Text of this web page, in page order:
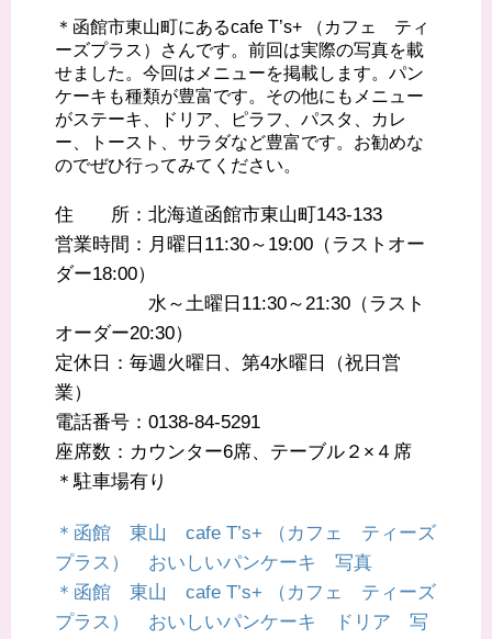
＊函館市東山町にあるcafe T’s+ （カフェ ティ
ーズプラス）さんです。前回は実際の写真を載
せました。今回はメニューを掲載します。パン
ケーキも種類が豊富です。その他にもメニュー
がステーキ、ドリア、ピラフ、パスタ、カレ
ー、トースト、サラダなど豊富です。お勧めな
のでぜひ行ってみてください。
住 所：北海道函館市東山町143-133
営業時間：月曜日11:30～19:00（ラストオー
ダー18:00）
水～土曜日11:30～21:30（ラスト
オーダー20:30）
定休日：毎週火曜日、第4水曜日（祝日営
業）
電話番号：0138-84‐5291
座席数：カウンター6席、テーブル２×４席
＊駐車場有り
＊函館 東山 cafe T’s+ （カフェ ティーズ
プラス） おいしいパンケーキ 写真
＊函館 東山 cafe T’s+ （カフェ ティーズ
プラス） おいしいパンケーキ ドリア 写